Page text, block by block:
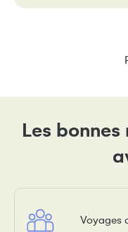
Les
Voyages